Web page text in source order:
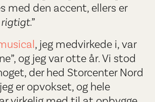
med den accent, ellers er
.”
, jeg medvirkede i, var
og jeg var otte år. Vi stod
der hed Storcenter Nord
er opvokset, og hele